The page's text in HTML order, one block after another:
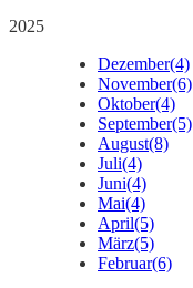
2025
Dezember(4)
November(6)
Oktober(4)
September(5)
August(8)
Juli(4)
Juni(4)
Mai(4)
April(5)
März(5)
Februar(6)